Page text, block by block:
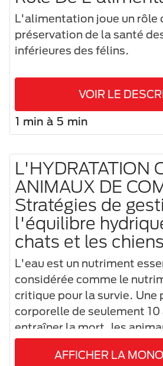
L'alimentation joue un rôle
préservation de la santé
inférieures des félins.
VOIR LE
1 min à 5 min
L'HYDRATATION
ANIMAUX DE
Stratégies de
l'équilibre
chats et les chiens
L'eau est un nutriment
considérée comme le
critique pour la survie. Une
corporelle de seulement 10
entraîner la mort, les
capables de tolérer des
de protéines beaucoup
AFFICHER LA